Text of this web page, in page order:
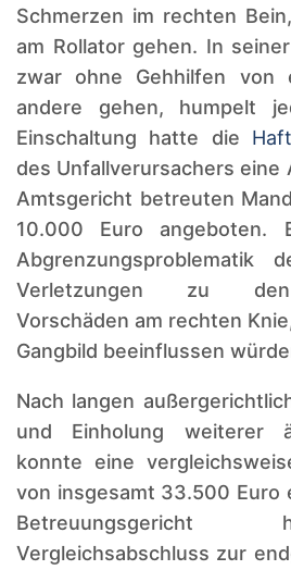
Schmerzen im rechten
am Rollator gehen. In
zwar ohne Gehhilfen von
andere gehen, humpelt
Einschaltung hatte die
des Unfallverursachers eine
Amtsgericht betreuten
10.000 Euro angeboten.
Abgrenzungsproblematik
Verletzungen zu den
Vorschäden am rechten
Gangbild beeinflussen
Nach langen
und Einholung weiterer
konnte eine
von insgesamt 33.500 Euro
Vergleichsabschluss zur